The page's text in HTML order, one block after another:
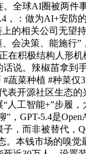
全球AI圈被两件
，：做为AI+安防
的相关公司无望
会决策、能施行”
在积极结构人形
说。辣椒苗拿到
蔬菜种植 #种菜仅
表开源社区生态
人工智能+”步履
”，GPT-5.4是
，而非被替代，
。本钱市场的嗅觉